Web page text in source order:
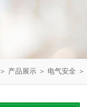
＞ 产品展示 ＞ 电气安全 ＞